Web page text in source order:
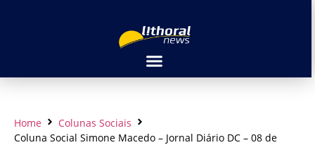
Home
Colunas Sociais
Coluna Social Simone Macedo – Jornal Diário DC – 08 de